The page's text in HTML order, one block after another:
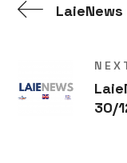
30/